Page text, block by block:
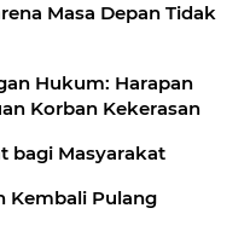
Masa Depan Tidak
Hukum: Harapan
Korban Kekerasan
bagi Masyarakat
Kembali Pulang